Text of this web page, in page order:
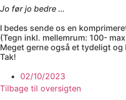
Jo før jo bedre …
I bedes sende os en
(Tegn inkl. mellemrum: 100-
Meget gerne også et tydeligt
Tak!
02/10/2023
Tilbage til oversigten